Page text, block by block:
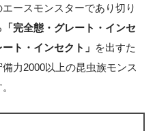
ースモンスターであり切り
「完全態・グレート・インセ
ート・インセクト」 を出すた
力2000以上の昆虫族モンス